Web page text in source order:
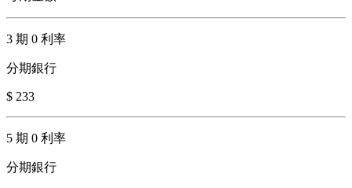
3 期 0 利率
分期銀行
$ 233
5 期 0 利率
分期銀行